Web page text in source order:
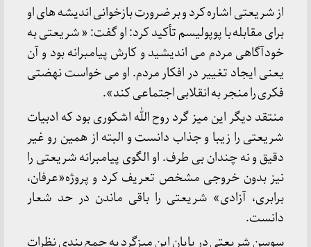
از شریعتی اشاره کرد و بر ضرورت بازخوانی اندیشه های او
برای مقابله با پوپولیسم تأکید کرد: او گفت: « شریعتی به
خودآگاهی مردم می اندیشید و کارش پیامبرانه بود و آن
یعنی ایجاد تغییر در افکار مردم. او می خواست نهضتی
فکری را منجر به انقلابی اجتماعی کند».
منتقد دیگر این میز گرد روح الله اشکوری بود که ادبیات
شریعتی را زیبا و جذاب دانست و البته از همین رو غیر
دقیق و نه چندان بی طرف. او الگوی پیامبرانه شریعتی را
نیز بدون خروجی مشخص تعریف کرد و پروژه«عرفان،
برابری، آزادی» شریعتی را باقی ماندن در حد شعار
دانست.
سوسن شریعتی در پایان این میزگرد به جمع بندی نظرات